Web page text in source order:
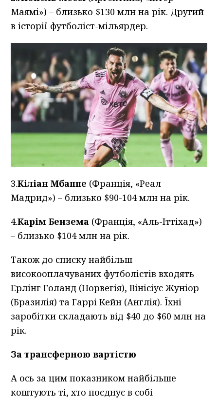
Маямі») – близько $130 млн на рік. Другий
в історії футболіст-мільярдер.
3.Кіліан Мбаппе (Франція, «Реал
Мадрид») – близько $90-104 млн на рік.
4.Карім Бензема (Франція, «Аль-Іттіхад»)
– близько $104 млн на рік.
Також до списку найбільш
високооплачуваних футболістів входять
Ерлінг Голанд (Норвегія), Вінісіус Жуніор
(Бразилія) та Гаррі Кейн (Англія). Їхні
заробітки складають від $40 до $60 млн на
рік.
За трансферною вартістю
А ось за цим показником найбільше
коштують ті, хто поєднує в собі